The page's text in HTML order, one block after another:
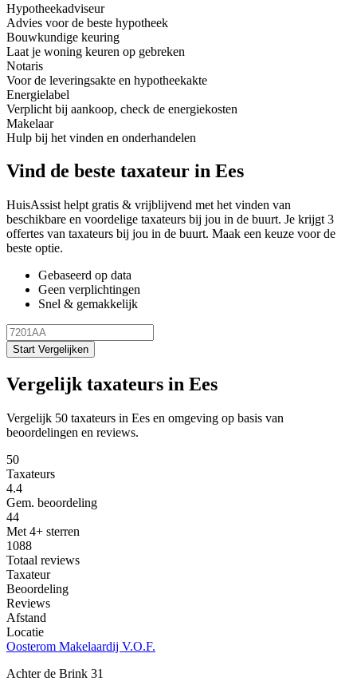
Hypotheekadviseur
Advies voor de beste hypotheek
Bouwkundige keuring
Laat je woning keuren op gebreken
Notaris
Voor de leveringsakte en hypotheekakte
Energielabel
Verplicht bij aankoop, check de energiekosten
Makelaar
Hulp bij het vinden en onderhandelen
Vind de beste taxateur in Ees
HuisAssist helpt gratis & vrijblijvend met het vinden van
beschikbare en voordelige taxateurs bij jou in de buurt. Je krijgt 3
offertes van taxateurs bij jou in de buurt. Maak een keuze voor de
beste optie.
Gebaseerd op data
Geen verplichtingen
Snel & gemakkelijk
Start Vergelijken
Vergelijk taxateurs in Ees
Vergelijk 50 taxateurs in Ees en omgeving op basis van
beoordelingen en reviews.
50
Taxateurs
4.4
Gem. beoordeling
44
Met 4+ sterren
1088
Totaal reviews
Taxateur
Beoordeling
Reviews
Afstand
Locatie
Oosterom Makelaardij V.O.F.
Achter de Brink 31